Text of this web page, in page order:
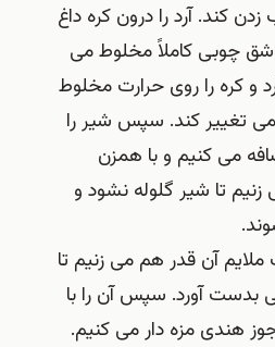
کند. آرد را درون کره داغ
چوبی کاملاً مخلوط می
۲ دقیقه آرد و کره را روی حرارت مخلوط
تغییر کند. سپس شیر را
می کنیم و با همزن
تا شیر گلوله نشود و
آن قدر هم می زنیم تا
آورد. سپس آن را با
هندی مزه دار می کنیم.